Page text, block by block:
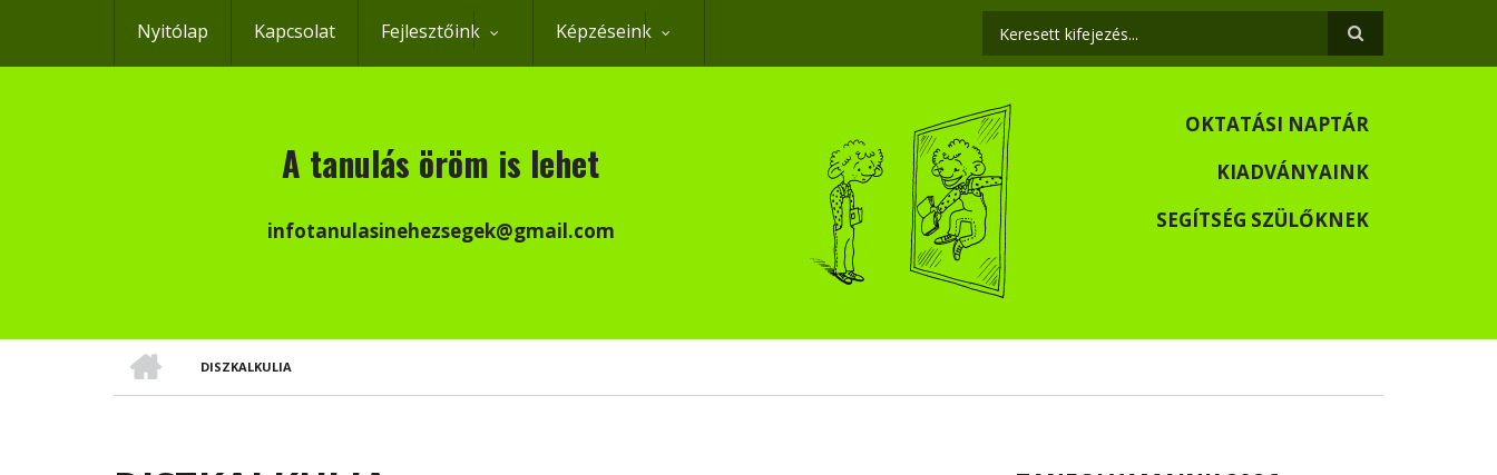
Nyitólap Kapcsolat Fejlesztőink Képzéseink
Keresés
A tanulás öröm is lehet
infotanulasinehezsegek@gmail.com
OKTATÁSI NAPTÁR
KIADVÁNYAINK
SEGÍTSÉG SZÜLŐKNEK
MORZSA
DISZKALKULIA